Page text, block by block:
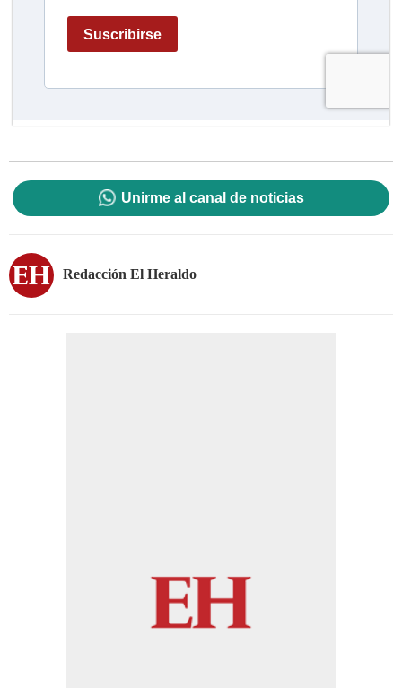
Unirme al canal de noticias
Redacción El Heraldo